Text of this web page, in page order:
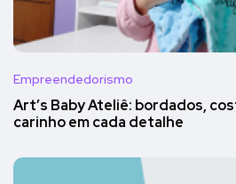
Empreendedorismo
Art’s Baby Ateliê: bordados,
carinho em cada detalhe